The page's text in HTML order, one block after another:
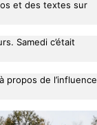
et des textes sur
Samedi c’était
propos de l’influence